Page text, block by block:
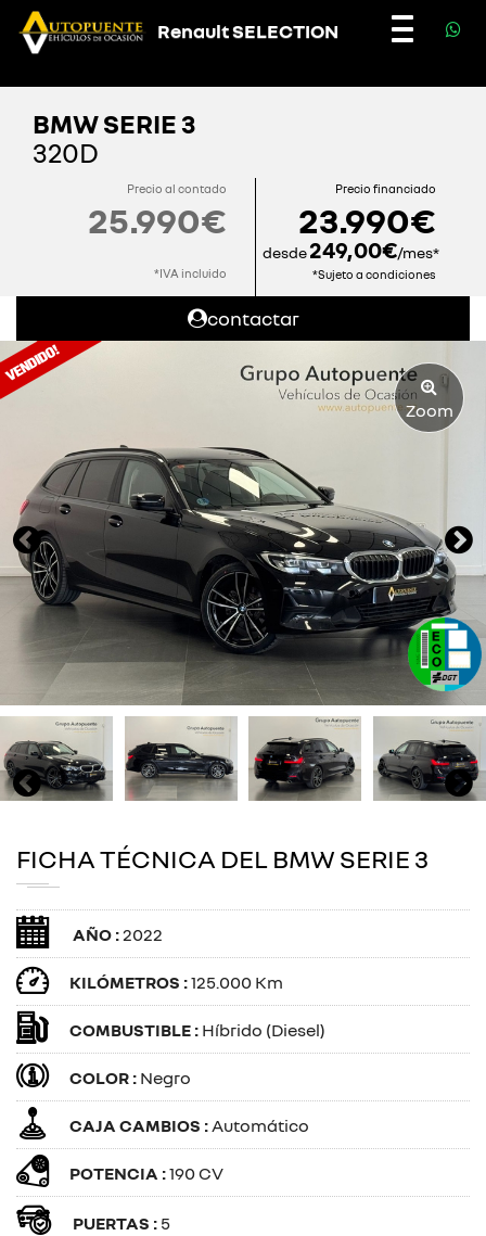
Renault SELECTION
Toggle
BMW SERIE 3
320D
Precio al contado
25.990€
*IVA incluido
Precio financiado
23.990€
desde249,00€/mes*
*Sujeto a condiciones
contactar
Zoom
FICHA TÉCNICA DEL BMW SERIE 3
AÑO :2022
KILÓMETROS :125.000 Km
COMBUSTIBLE : Híbrido (Diesel)
COLOR : Negro
CAJA CAMBIOS :Automático
POTENCIA :190 CV
PUERTAS : 5